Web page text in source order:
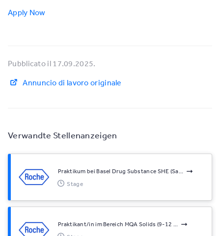
Verwandte Stellenanzeigen
Praktikum bei Basel Drug Substance SHE (Sa...
Stage
Praktikant/in im Bereich MQA Solids (9-12 ...
Apply Now
Pubblicato il 17.09.2025.
Annuncio di lavoro originale